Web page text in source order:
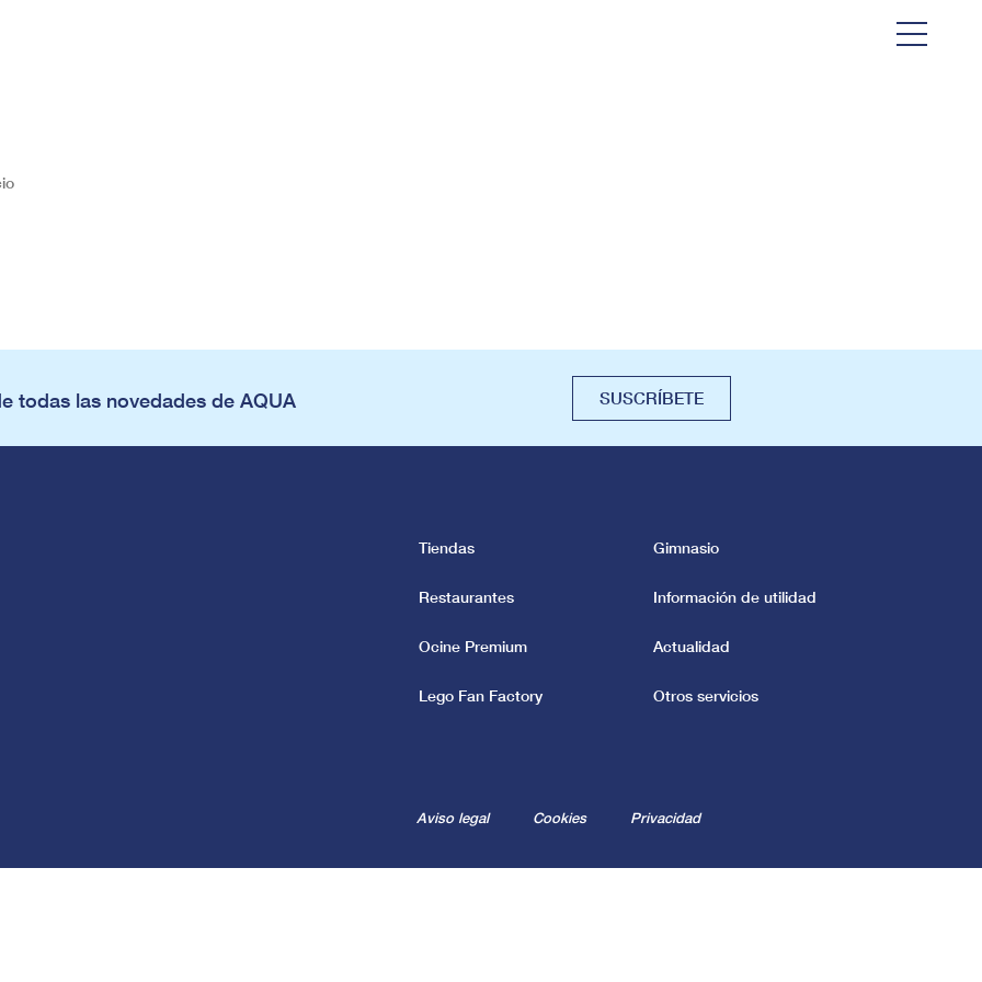
todas las novedades de AQUA SUSCRÍBETE
Tiendas
Restaurantes
Ocine Premium
Lego Fan Factory
Gimnasio
Información de utilidad
Actualidad
Otros servicios
Aviso legal Cookies Privacidad